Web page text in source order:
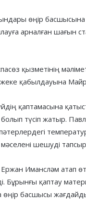
өңір басшысына
арналған шағын
қызметінің
жеке қабылдауына
қаптамасына
түсіп жатыр.
мәселені шешуді
Имансләм атап
Бұрынғы қаптау
өңір басшысы